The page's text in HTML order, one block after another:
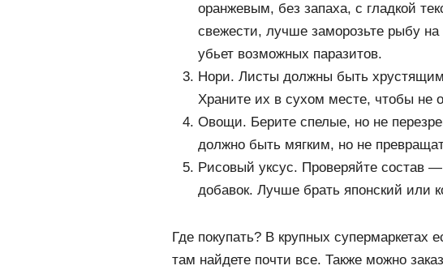
оранжевым, без запаха, с гладкой
свежести, лучше заморозьте рыбу
убьет возможных паразитов.
Нори. Листы должны быть
Храните их в сухом месте, чтобы не
Овощи. Берите спелые, но не
должно быть мягким, но не
Рисовый уксус. Проверяйте состав
добавок. Лучше брать японский или
Где покупать? В крупных супермаркетах
там найдете почти все. Также можно